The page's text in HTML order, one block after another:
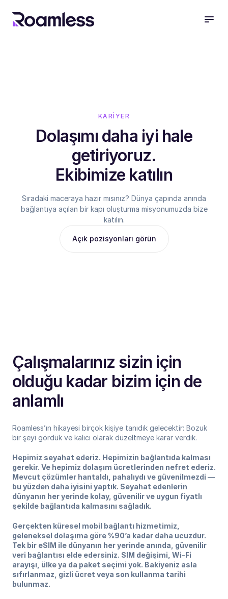
KARİYER
Dolaşımı daha iyi hale
getiriyoruz.
Ekibimize katılın
Sıradaki maceraya hazır mısınız? Dünya çapında anında
bağlantıya açılan bir kapı oluşturma misyonumuzda bize
katılın.
Açık pozisyonları görün
Çalışmalarınız sizin için
olduğu kadar bizim için de
anlamlı
Roamless’ın hikayesi birçok kişiye tanıdık gelecektir: Bozuk
bir şeyi gördük ve kalıcı olarak düzeltmeye karar verdik.‍
Hepimiz seyahat ederiz. Hepimizin bağlantıda kalması
gerekir. Ve hepimiz dolaşım ücretlerinden nefret ederiz.
Mevcut çözümler hantaldı, pahalıydı ve güvenilmezdi —
bu yüzden daha iyisini yaptık. Seyahat edenlerin
dünyanın her yerinde kolay, güvenilir ve uygun fiyatlı
şekilde bağlantıda kalmasını sağladık.
Gerçekten küresel mobil bağlantı hizmetimiz,
geleneksel dolaşıma göre %90’a kadar daha ucuzdur.
Tek bir eSIM ile dünyanın her yerinde anında, güvenilir
veri bağlantısı elde edersiniz. SIM değişimi, Wi-Fi
arayışı, ülke ya da paket seçimi yok. Bakiyeniz asla
sıfırlanmaz, gizli ücret veya son kullanma tarihi
bulunmaz.